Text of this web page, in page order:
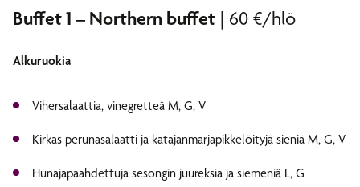
Buffet 1 – Northern buffet | 60 €/hlö
Alkuruokia
Vihersalaattia, vinegretteä M, G, V
Kirkas perunasalaatti ja katajanmarjapikkelöityjä sieniä M, G, V
Hunajapaahdettuja sesongin juureksia ja siemeniä L, G